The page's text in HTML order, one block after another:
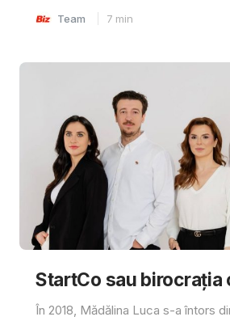
Team 7 min
StartCo sau birocrația
În 2018, Mădălina Luca s-a întors